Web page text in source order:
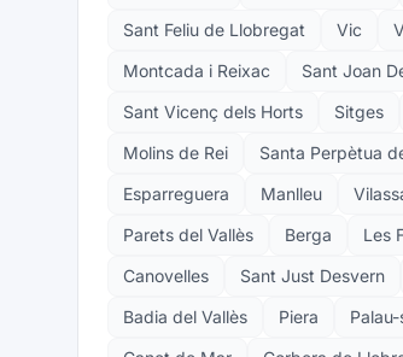
Sant Feliu de Llobregat
Vic
Montcada i Reixac
Sant Joan
Sant Vicenç dels Horts
Sitges
Molins de Rei
Santa Perpètua
Esparreguera
Manlleu
Parets del Vallès
Berga Les
Canovelles
Sant Just Desvern
Badia del Vallès
Piera